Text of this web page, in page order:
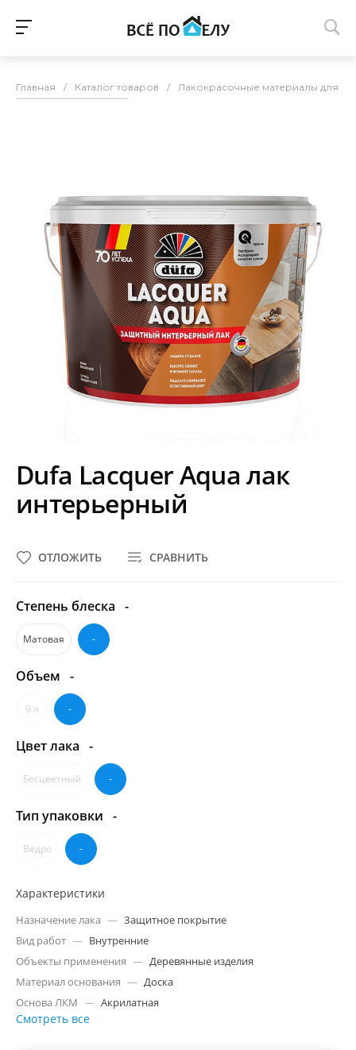
Главная / Каталог товаров / Лакокрасочные материалы для
Dufa Lacquer Aqua лак
интерьерный
СРАВНИТЬ
ОТЛОЖИТЬ
Степень блеска -
Матовая -
Объем -
9 л -
Цвет лака -
Бесцветный -
Тип упаковки -
Ведро -
Характеристики
Назначение лака — Защитное покрытие
Вид работ — Внутренние
Объекты применения — Деревянные изделия
Материал основания — Доска
Основа ЛКМ — Акрилатная
Смотреть все